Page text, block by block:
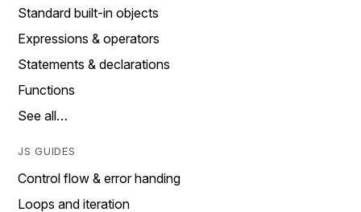
Standard built-in objects
Expressions & operators
Statements & declarations
Functions
See all…
JS GUIDES
Control flow & error handing
Loops and iteration